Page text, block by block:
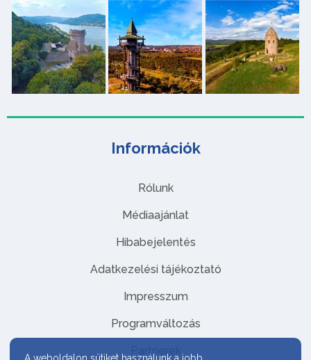
Információk
Rólunk
Médiaajánlat
Hibabejelentés
Adatkezelési tájékoztató
Impresszum
Programváltozás
Partnerek